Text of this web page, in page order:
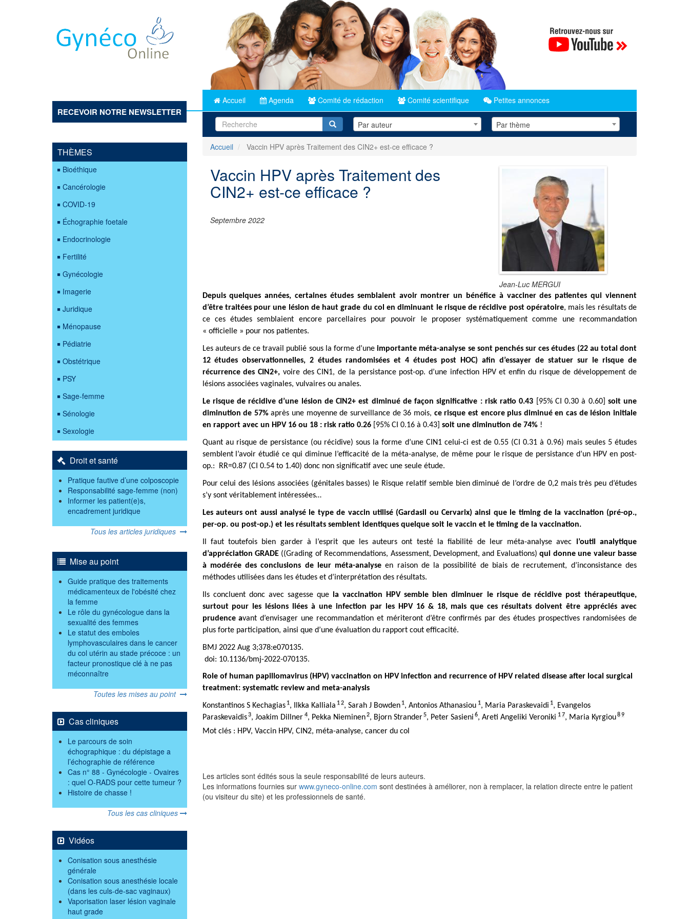
Accueil Agenda Comité de rédaction Comité scientifique Petites annonces
RECEVOIR NOTRE NEWSLETTER
RecherchePar auteur Par thème
Accueil Vaccin HPV après Traitement des CIN2+ est-ce efficace ?
Vaccin HPV après Traitement des
CIN2+ est-ce efficace ?
Septembre 2022
Jean-Luc MERGUI
Depuis quelques années, certaines études semblaient avoir montrer un bénéfice à vacciner des patientes qui viennent
d’être traitées pour une lésion de haut grade du col en diminuant le risque de récidive post opératoire, mais les résultats de
ce ces études semblaient encore parcellaires pour pouvoir le proposer systématiquement comme une recommandation
« officielle » pour nos patientes.
Les auteurs de ce travail publié sous la forme d’uneimportante méta-analyse se sont penchés sur ces études (22 au total dont
12 études observationnelles, 2 études randomisées et 4 études post HOC) afin d’essayer de statuer sur le risque de
récurrence des CIN2+, voire des CIN1, de la persistance post-op. d’une infection HPV et enfin du risque de développement de
lésions associées vaginales, vulvaires ou anales.
Le risque de récidive d’une lésion de CIN2+ est diminué de façon significative : risk ratio 0.43 [95% CI 0.30 à 0.60] soit une
diminution de 57%après une moyenne de surveillance de 36 mois, ce risque est encore plus diminué en cas de lésion initiale
en rapport avec un HPV 16 ou 18 : risk ratio 0.26[95% CI 0.16 à 0.43] soit une diminution de 74%!
Quant au risque de persistance (ou récidive) sous la forme d’une CIN1 celui-ci est de 0.55 (CI 0.31 à 0.96) mais seules 5 études
semblent l’avoir étudié ce qui diminue l’efficacité de la méta-analyse, de même pour le risque de persistance d’un HPV en post-
op.: RR=0.87 (CI 0.54 to 1.40) donc non significatif avec une seule étude.
Pour celui des lésions associées (génitales basses) le Risque relatif semble bien diminué de l’ordre de 0,2 mais très peu d’études
s’y sont véritablement intéressées…
Les auteurs ont aussi analysé le type de vaccin utilisé (Gardasil ou Cervarix) ainsi que le timing de la vaccination (pré-op.,
per-op. ou post-op.) et les résultats semblent identiques quelque soit le vaccin et le timing de la vaccination.
Il faut toutefois bien garder à l’esprit que les auteurs ont testé la fiabilité de leur méta-analyse avec
l’outil analytique
d’appréciation GRADE((Grading of Recommendations, Assessment, Development, and Evaluations)qui donne une valeur basse
à modérée des conclusions de leur méta-analyse en raison de la possibilité de biais de recrutement, d’inconsistance des
méthodes utilisées dans les études et d’interprétation des résultats.
Ils concluent donc avec sagesse que
la vaccination HPV semble bien diminuer le risque de récidive post thérapeutique,
surtout pour les lésions liées à une infection par les HPV 16 & 18, mais que ces résultats doivent être appréciés avec
prudence avant d’envisager une recommandation et mériteront d’être confirmés par des études prospectives randomisées de
plus forte participation, ainsi que d’une évaluation du rapport cout efficacité.
BMJ 2022 Aug 3;378:e070135.
doi: 10.1136/bmj-2022-070135.
Role of human papillomavirus (HPV) vaccination on HPV infection and recurrence of HPV related disease after local surgical
treatment: systematic review and meta-analysis
Konstantinos S Kechagias 1, Ilkka Kalliala 1 2, Sarah J Bowden 1, Antonios Athanasiou 1, Maria Paraskevaidi 1, Evangelos
Paraskevaidis 3, Joakim Dillner 4, Pekka Nieminen 2, Bjorn Strander 5, Peter Sasieni 6, Areti Angeliki Veroniki 1 7, Maria Kyrgiou 8 9
Mot clés : HPV, Vaccin HPV, CIN2, méta-analyse, cancer du col
Les articles sont édités sous la seule responsabilité de leurs auteurs.
Les informations fournies sur www.gyneco-online.com sont destinées à améliorer, non à remplacer, la relation directe entre le patient
(ou visiteur du site) et les professionnels de santé.
THÈMES
Bioéthique
Cancérologie
COVID-19
Échographie foetale
Endocrinologie
Fertilité
Gynécologie
Imagerie
Juridique
Ménopause
Pédiatrie
Obstétrique
PSY
Sage-femme
Sénologie
Sexologie
Droit et santé
Pratique fautive d’une colposcopie
Responsabilité sage-femme (non)
Informer les patient(e)s,
encadrement juridique
Tous les articles juridiques
Mise au point
Guide pratique des traitements
médicamenteux de l'obésité chez
la femme
Le rôle du gynécologue dans la
sexualité des femmes
Le statut des emboles
lymphovasculaires dans le cancer
du col utérin au stade précoce : un
facteur pronostique clé à ne pas
méconnaître
Toutes les mises au point
Cas cliniques
Le parcours de soin
échographique : du dépistage a
l’échographie de référence
Cas n° 88 - Gynécologie - Ovaires
: quel O-RADS pour cette tumeur ?
Histoire de chasse !
Tous les cas cliniques
Vidéos
Conisation sous anesthésie
générale
Conisation sous anesthésie locale
(dans les culs-de-sac vaginaux)
Vaporisation laser lésion vaginale
haut grade